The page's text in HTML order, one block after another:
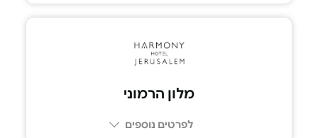
מלון הרמוני
לפרטים נוספים